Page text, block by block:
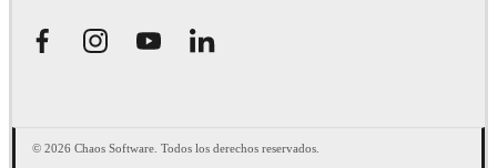
© 2026 Chaos Software. Todos los derechos reservados.